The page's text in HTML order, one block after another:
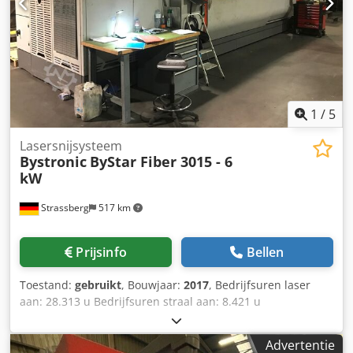
25mm/20mm/12mm. Machineafmetingen X/Y/Z: ca.
12900mm/6100mm/2100mm, gewicht: ca. 13500kg.
Lasergebruiksuren: 58157u, blaasuren: 93930u,
pompuren: 10398u. Inclusief waterkoelaggregaat, zonder
afzuiging. De besturing werd volledig vernieuwd in 2025.
Documentatie aanwezig. Bezichtigen op locatie mogelijk.
Chodpfjxv A E Ejx Agroa
1 / 5
Strassberg 517 km
Lasersnijsysteem
Bystronic ByStar Fiber 3015 - 6
kW
Prijsinfo Bellen
Toestand: gebruikt, Bouwjaar: 2017, Bedrijfsuren laser
aan: 28.313 u Bedrijfsuren straal aan: 8.421 u
Laservermogen: 6.000 Watt Werkbereik laserbewerking:
3.048 x 1.524 x 70 mm Max. constructiestaal: 25 mm Max.
Advertentie